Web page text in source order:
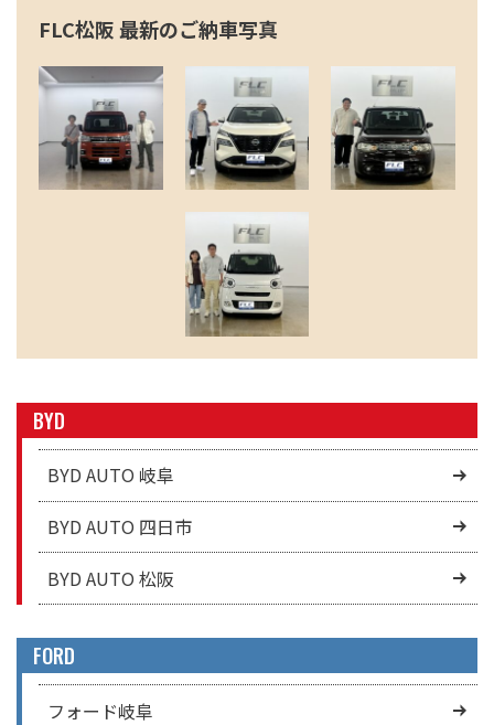
FLC松阪 最新のご納車写真
BYD
BYD AUTO 岐阜
BYD AUTO 四日市
BYD AUTO 松阪
FORD
フォード岐阜